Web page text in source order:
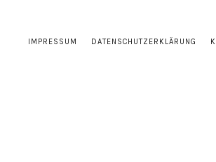
IMPRESSUM DATENSCHUTZERKLÄRUNG